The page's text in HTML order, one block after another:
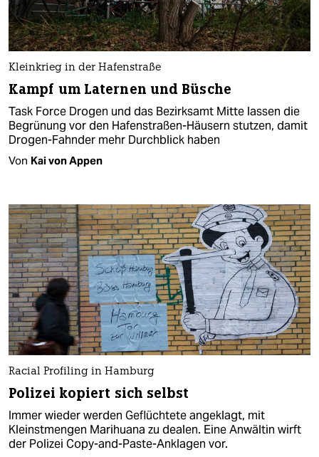
Kleinkrieg in der Hafenstraße
Kampf um Laternen und Büsche
Task Force Drogen und das Bezirksamt Mitte lassen die
Begrünung vor den Hafenstraßen-Häusern stutzen, damit
Drogen-Fahnder mehr Durchblick haben
Von Kai von Appen
Racial Profiling in Hamburg
Polizei kopiert sich selbst
Immer wieder werden Geflüchtete angeklagt, mit
Kleinstmengen Marihuana zu dealen. Eine Anwältin wirft
der Polizei Copy-and-Paste-Anklagen vor.